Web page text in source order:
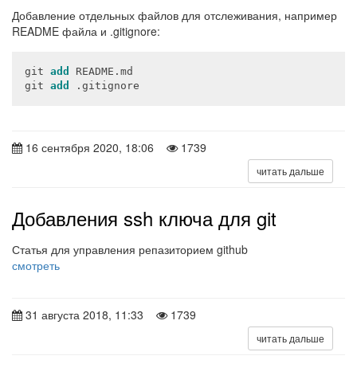
Добавление отдельных файлов для отслеживания, например
README файла и .gitignore:
git add
README.md
git add .gitignore
16 сентября 2020, 18:06 1739
читать дальше
Добавления ssh ключа для git
Статья для управления репазиторием github
смотреть
31 августа 2018, 11:33 1739
читать дальше